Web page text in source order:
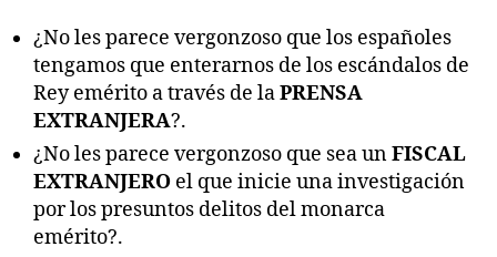
¿No les parece vergonzoso que los españoles
tengamos que enterarnos de los escándalos de
Rey emérito a través de laPRENSA
EXTRANJERA?.
¿No les parece vergonzoso que sea unFISCAL
EXTRANJERO el que inicie una investigación
por los presuntos delitos del monarca
emérito?.